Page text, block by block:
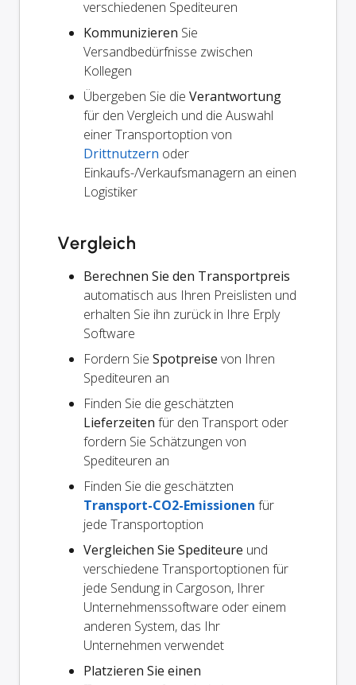
verschiedenen Spediteuren
Kommunizieren Sie
Versandbedürfnisse zwischen
Kollegen
Übergeben Sie die Verantwortung
für den Vergleich und die Auswahl
einer Transportoption von
Drittnutzern oder
Einkaufs-/Verkaufsmanagern an einen
Logistiker
Vergleich
Berechnen Sie den Transportpreis
automatisch aus Ihren Preislisten und
erhalten Sie ihn zurück in Ihre Erply
Software
Fordern Sie Spotpreise von Ihren
Spediteuren an
Finden Sie die geschätzten
Lieferzeiten für den Transport oder
fordern Sie Schätzungen von
Spediteuren an
Finden Sie die geschätzten
Transport-CO2-Emissionen für
jede Transportoption
Vergleichen Sie Spediteure und
verschiedene Transportoptionen für
jede Sendung in Cargoson, Ihrer
Unternehmenssoftware oder einem
anderen System, das Ihr
Unternehmen verwendet
Platzieren Sie einen